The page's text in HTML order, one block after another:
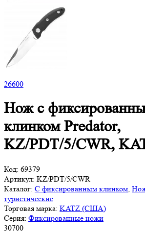
26600
Нож с
клинком Predator,
KZ/PDT/5/CWR,
Код: 69379
Артикул: KZ/PDT/5/CWR
Каталог: С фиксированным клинком
туристические
Торговая марка: KATZ (США)
Серия: Фиксированные ножи
30700